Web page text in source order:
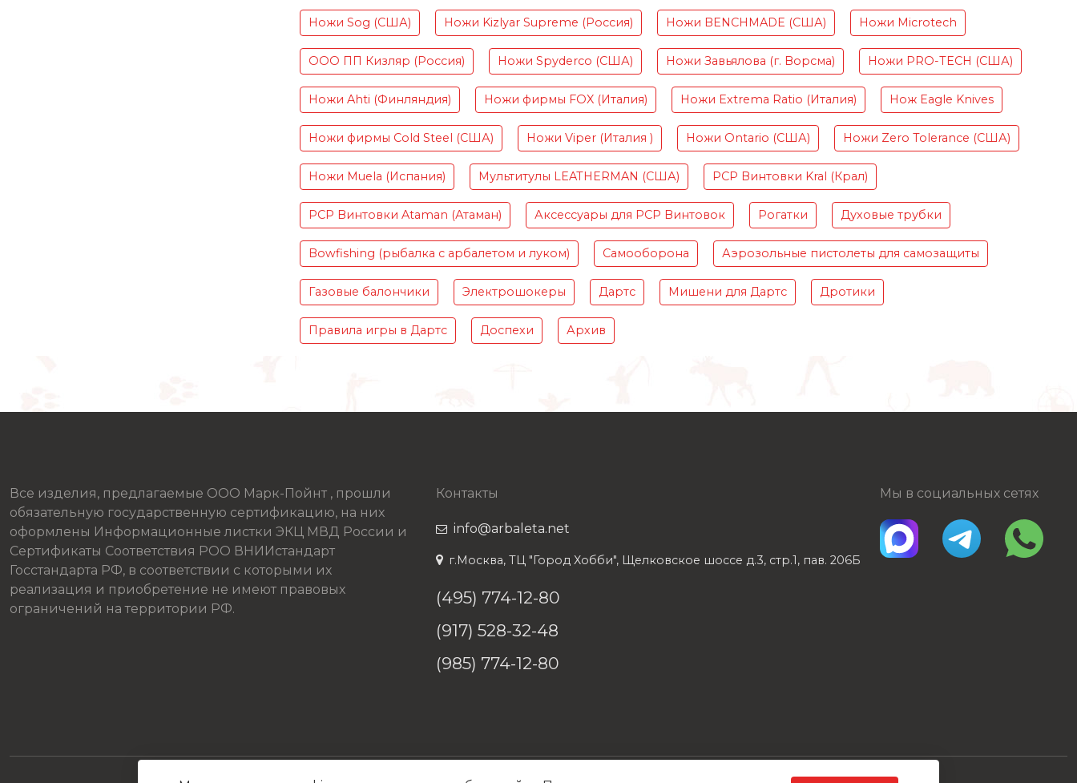
Ножи Sog (США) Ножи Kizlyar Supreme (Россия) Ножи BENCHMADE (США) Ножи Microtech
ООО ПП Кизляр (Россия) Ножи Spyderco (США) Ножи Завьялова (г. Ворсма) Ножи PRO-TECH (США)
Ножи Ahti (Финляндия) Ножи фирмы FOX (Италия) Ножи Extrema Ratio (Италия) Нож Eagle Knives
Ножи фирмы Cold Steel (США) Ножи Viper (Италия ) Ножи Ontario (США) Ножи Zero Tolerance (США)
Ножи Muela (Испания) Мультитулы LEATHERMAN (США) PCP Винтовки Kral (Крал)
PCP Винтовки Ataman (Атаман) Аксессуары для PCP Винтовок Рогатки Духовые трубки
Bowfishing (рыбалка с арбалетом и луком) Самооборона Аэрозольные пистолеты для самозащиты
Газовые балончики Электрошокеры Дартс Мишени для Дартс Дротики
Правила игры в Дартс Доспехи Архив
Все изделия, предлагаемые ООО Марк-Пойнт , прошли
обязательную государственную сертификацию, на них
оформлены Информационные листки ЭКЦ МВД России и
Сертификаты Соответствия РОО ВНИИстандарт
Госстандарта РФ, в соответствии с которыми их
реализация и приобретение не имеют правовых
ограничений на территории РФ.
Контакты
info@arbaleta.net
г.Москва, ТЦ "Город Хобби", Щелковское шоссе д.3, стр.1, пав. 206Б
(495) 774-12-80
(917) 528-32-48
(985) 774-12-80
Мы в социальных сетях